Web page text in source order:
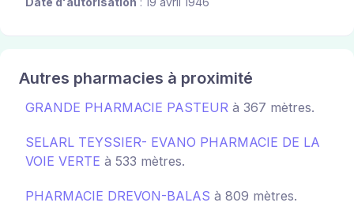
Autres pharmacies à proximité
GRANDE PHARMACIE PASTEUR à 367 mètres.
SELARL TEYSSIER- EVANO PHARMACIE DE LA
VOIE VERTE à 533 mètres.
PHARMACIE DREVON-BALAS à 809 mètres.